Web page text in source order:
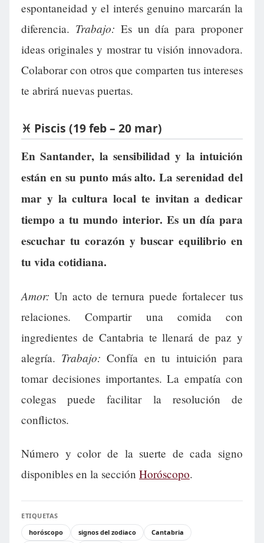
espontaneidad y el interés genuino marcarán la
diferencia. Trabajo: Es un día para proponer
ideas originales y mostrar tu visión innovadora.
Colaborar con otros que comparten tus intereses
te abrirá nuevas puertas.
♓ Piscis (19 feb – 20 mar)
En Santander, la sensibilidad y la intuición
están en su punto más alto. La serenidad del
mar y la cultura local te invitan a dedicar
tiempo a tu mundo interior. Es un día para
escuchar tu corazón y buscar equilibrio en
tu vida cotidiana.
Amor: Un acto de ternura puede fortalecer tus
relaciones. Compartir una comida con
ingredientes de Cantabria te llenará de paz y
alegría. Trabajo: Confía en tu intuición para
tomar decisiones importantes. La empatía con
colegas puede facilitar la resolución de
conflictos.
Número y color de la suerte de cada signo
disponibles en la sección Horóscopo.
ETIQUETAS
horóscopo
signos del zodiaco
Cantabria